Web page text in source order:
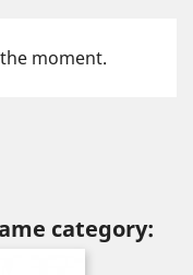
moment.
category: